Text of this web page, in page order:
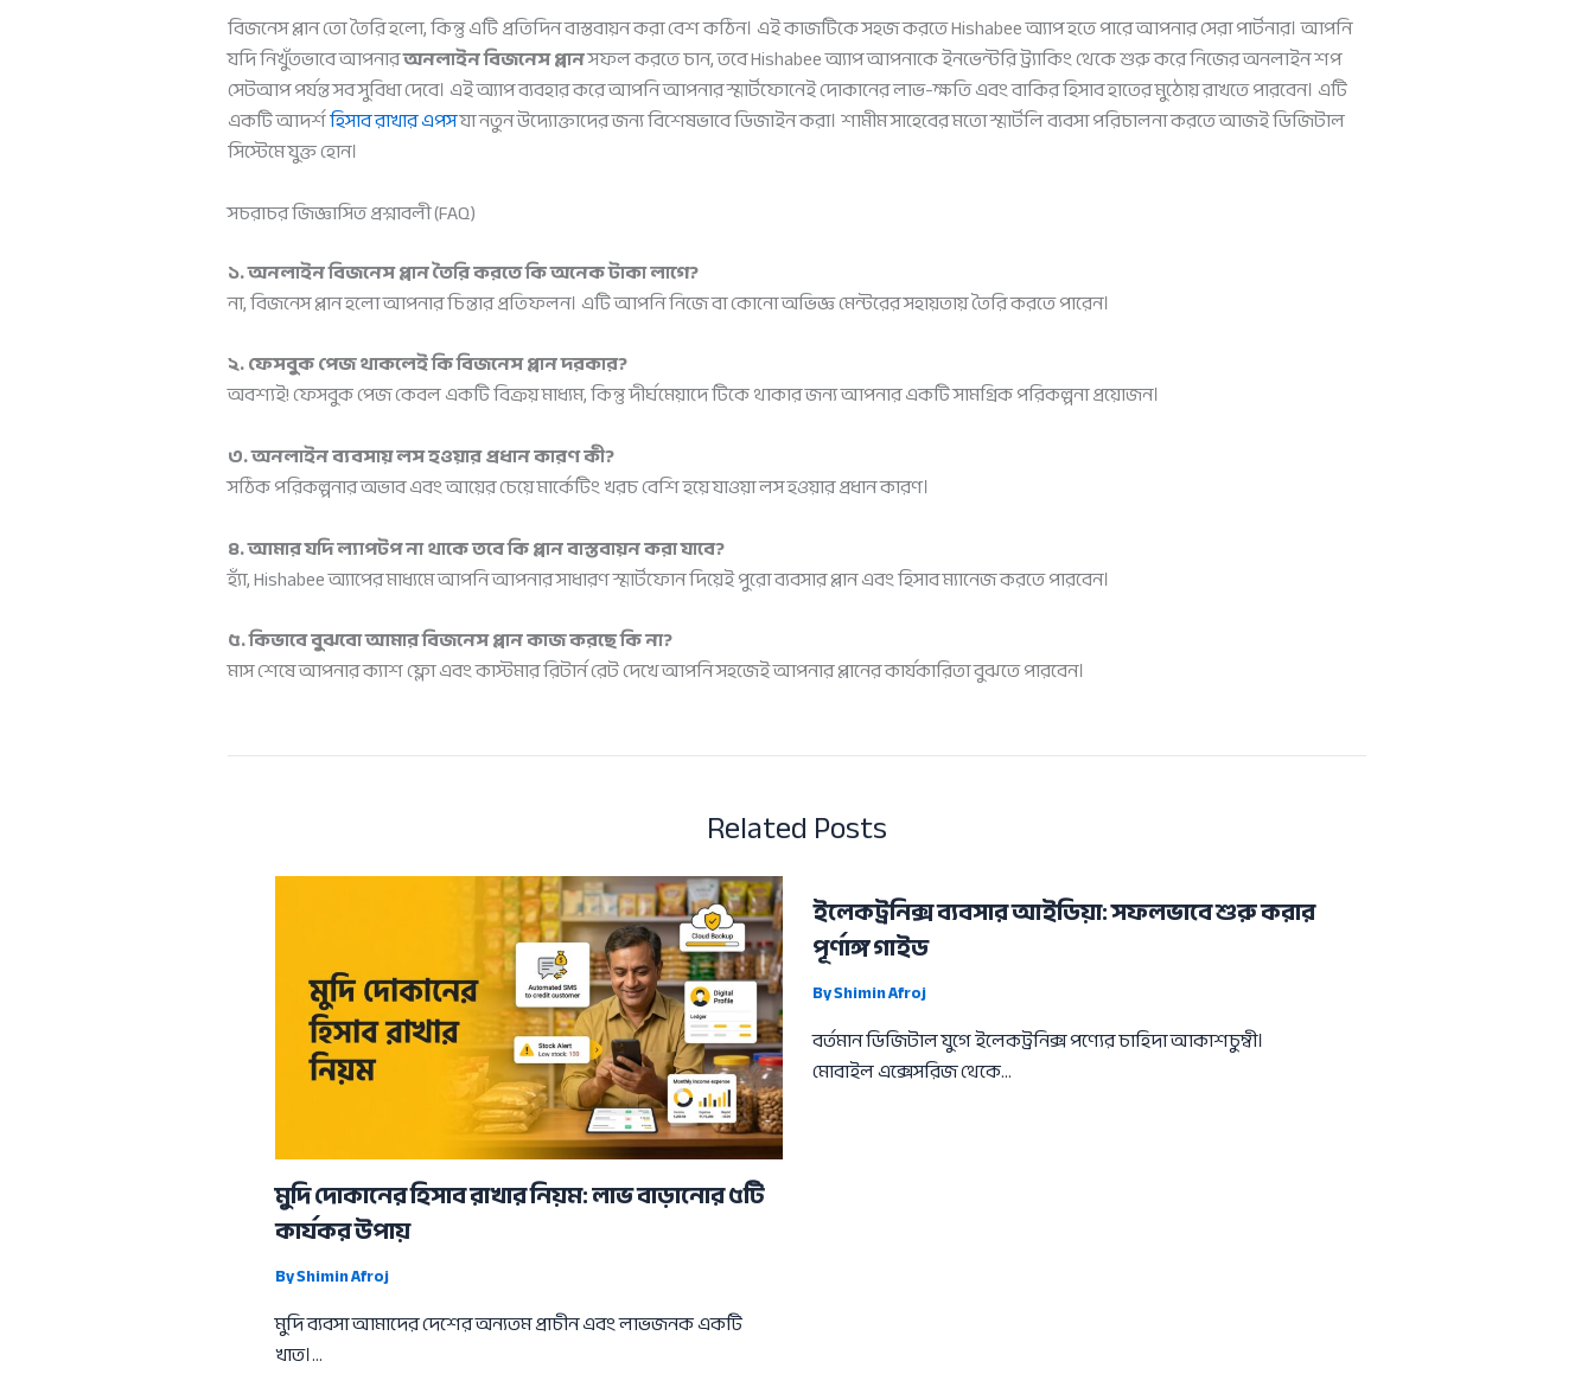
বিজনেস প্লান তো তৈরি হলো, কিন্তু এটি প্রতিদিন বাস্তবায়ন করা বেশ কঠিন। এই কাজটিকে সহজ করতে Hishabee অ্যাপ হতে পারে আপনার সেরা পার্টনার। আপনি
যদি নিখুঁতভাবে আপনারঅনলাইন বিজনেস প্লানসফল করতে চান, তবে Hishabee অ্যাপ আপনাকে ইনভেন্টরি ট্র্যাকিং থেকে শুরু করে নিজের অনলাইন শপ
সেটআপ পর্যন্ত সব সুবিধা দেবে। এই অ্যাপ ব্যবহার করে আপনি আপনার স্মার্টফোনেই দোকানের লাভ-ক্ষতি এবং বাকির হিসাব হাতের মুঠোয় রাখতে পারবেন। এটি
একটি আদর্শহিসাব রাখার এপসযা নতুন উদ্যোক্তাদের জন্য বিশেষভাবে ডিজাইন করা। শামীম সাহেবের মতো স্মার্টলি ব্যবসা পরিচালনা করতে আজই ডিজিটাল
সিস্টেমে যুক্ত হোন।
সচরাচর জিজ্ঞাসিত প্রশ্নাবলী (FAQ)
১. অনলাইন বিজনেস প্লান তৈরি করতে কি অনেক টাকা লাগে?
না, বিজনেস প্লান হলো আপনার চিন্তার প্রতিফলন। এটি আপনি নিজে বা কোনো অভিজ্ঞ মেন্টরের সহায়তায় তৈরি করতে পারেন।
২. ফেসবুক পেজ থাকলেই কি বিজনেস প্লান দরকার?
অবশ্যই! ফেসবুক পেজ কেবল একটি বিক্রয় মাধ্যম, কিন্তু দীর্ঘমেয়াদে টিকে থাকার জন্য আপনার একটি সামগ্রিক পরিকল্পনা প্রয়োজন।
৩. অনলাইন ব্যবসায় লস হওয়ার প্রধান কারণ কী?
সঠিক পরিকল্পনার অভাব এবং আয়ের চেয়ে মার্কেটিং খরচ বেশি হয়ে যাওয়া লস হওয়ার প্রধান কারণ।
৪. আমার যদি ল্যাপটপ না থাকে তবে কি প্লান বাস্তবায়ন করা যাবে?
হ্যাঁ, Hishabee অ্যাপের মাধ্যমে আপনি আপনার সাধারণ স্মার্টফোন দিয়েই পুরো ব্যবসার প্লান এবং হিসাব ম্যানেজ করতে পারবেন।
৫. কিভাবে বুঝবো আমার বিজনেস প্লান কাজ করছে কি না?
মাস শেষে আপনার ক্যাশ ফ্লো এবং কাস্টমার রিটার্ন রেট দেখে আপনি সহজেই আপনার প্লানের কার্যকারিতা বুঝতে পারবেন।
Related Posts
মুদি দোকানের হিসাব রাখার নিয়ম: লাভ বাড়ানোর ৫টি
কার্যকর উপায়
ByShimin Afroj
মুদি ব্যবসা আমাদের দেশের অন্যতম প্রাচীন এবং লাভজনক একটি
খাত।…
ইলেকট্রনিক্স ব্যবসার আইডিয়া: সফলভাবে শুরু করার
পূর্ণাঙ্গ গাইড
ByShimin Afroj
বর্তমান ডিজিটাল যুগে ইলেকট্রনিক্স পণ্যের চাহিদা আকাশচুম্বী।
মোবাইল এক্সেসরিজ থেকে…